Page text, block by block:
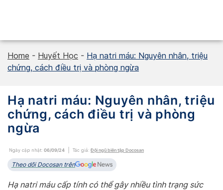
Home - Huyết Học - Hạ natri máu: Nguyên nhân, triệu
chứng, cách điều trị và phòng ngừa
Hạ natri máu: Nguyên nhân, triệu
chứng, cách điều trị và phòng
ngừa
Ngày cập nhật: 06/09/24 Tác giả: Đội ngũ biên tập Docosan
Theo dõi Docosan trên
Hạ natri máu cấp tính có thể gây nhiều tình trạng sức